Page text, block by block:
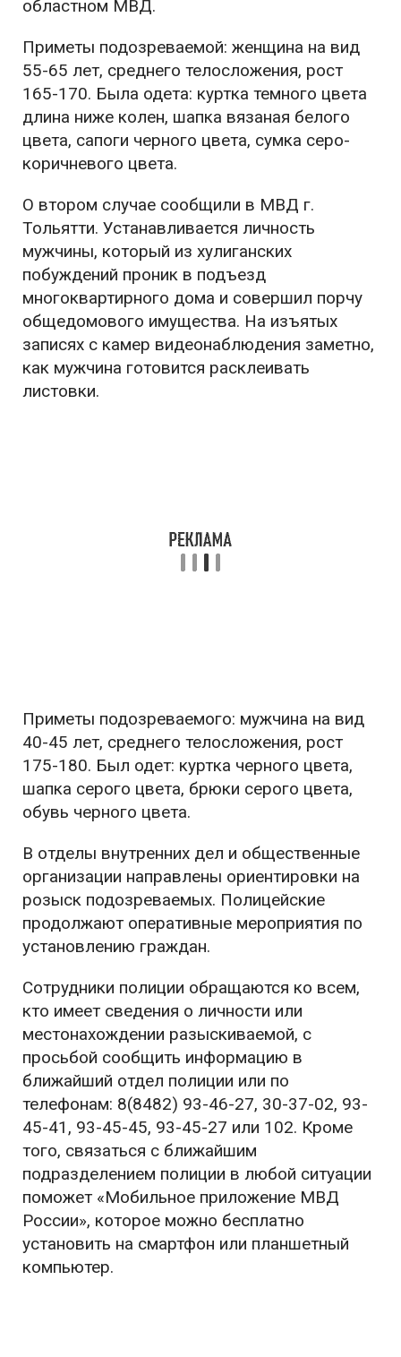
областном МВД.
Приметы подозреваемой: женщина на вид
55-65 лет, среднего телосложения, рост
165-170. Была одета: куртка темного цвета
длина ниже колен, шапка вязаная белого
цвета, сапоги черного цвета, сумка серо-
коричневого цвета.
О втором случае сообщили в МВД г.
Тольятти. Устанавливается личность
мужчины, который из хулиганских
побуждений проник в подъезд
многоквартирного дома и совершил порчу
общедомового имущества. На изъятых
записях с камер видеонаблюдения заметно,
как мужчина готовится расклеивать
листовки.
Приметы подозреваемого: мужчина на вид
40-45 лет, среднего телосложения, рост
175-180. Был одет: куртка черного цвета,
шапка серого цвета, брюки серого цвета,
обувь черного цвета.
В отделы внутренних дел и общественные
организации направлены ориентировки на
розыск подозреваемых. Полицейские
продолжают оперативные мероприятия по
установлению граждан.
Сотрудники полиции обращаются ко всем,
кто имеет сведения о личности или
местонахождении разыскиваемой, с
просьбой сообщить информацию в
ближайший отдел полиции или по
телефонам: 8(8482) 93-46-27, 30-37-02, 93-
45-41, 93-45-45, 93-45-27 или 102. Кроме
того, связаться с ближайшим
подразделением полиции в любой ситуации
поможет «Мобильное приложение МВД
России», которое можно бесплатно
установить на смартфон или планшетный
компьютер.